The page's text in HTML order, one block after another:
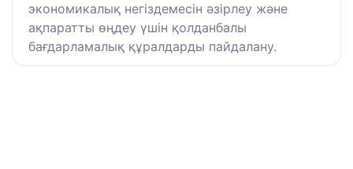
экономикалық негіздемесін әзірлеу және
ақпаратты өңдеу үшін қолданбалы
бағдарламалық құралдарды пайдалану.